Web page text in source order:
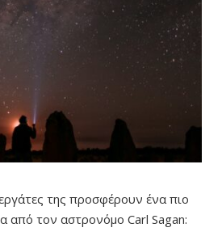
της προσφέρουν ένα πιο
από τον αστρονόμο Carl Sagan: